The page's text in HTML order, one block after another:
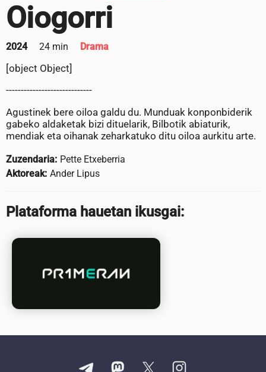
Oiogorri
2024 24 min Drama
[object Object]
-----------------------------
Agustinek bere oiloa galdu du. Munduak konponbiderik
gabeko aldaketak bizi dituelarik, Bilbotik abiaturik,
mendiak eta oihanak zeharkatuko ditu oiloa aurkitu arte.
Zuzendaria: Pette Etxeberria
Aktoreak: Ander Lipus
Plataforma hauetan ikusgai: